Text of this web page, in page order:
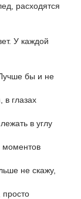
расходятся
У каждой
бы и не
в глазах
в углу
моментов
не скажу,